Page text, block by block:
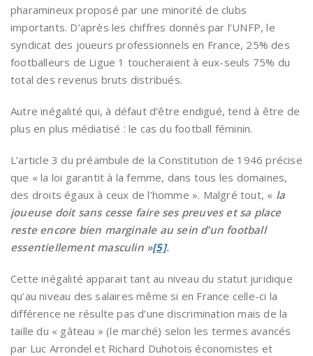
pharamineux proposé par une minorité de clubs
importants. D’après les chiffres donnés par l’UNFP, le
syndicat des joueurs professionnels en France, 25% des
footballeurs de Ligue 1 toucheraient à eux-seuls 75% du
total des revenus bruts distribués.
Autre inégalité qui, à défaut d’être endigué, tend à être de
plus en plus médiatisé : le cas du football féminin.
L’article 3 du préambule de la Constitution de 1946 précise
que « la loi garantit à la femme, dans tous les domaines,
des droits égaux à ceux de l’homme ». Malgré tout, « la
joueuse doit sans cesse faire ses preuves et sa place
reste encore bien marginale au sein d’un football
essentiellement masculin »[5].
Cette inégalité apparait tant au niveau du statut juridique
qu’au niveau des salaires même si en France celle-ci la
différence ne résulte pas d’une discrimination mais de la
taille du « gâteau » (le marché) selon les termes avancés
par Luc Arrondel et Richard Duhotois économistes et